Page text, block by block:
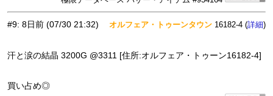
#9: 8日前 (07/30 21:32) オルフェア・トゥーンタウン 16182-4 (詳細)
汗と涙の結晶 3200G @3311 [住所:オルフェア・トゥーン16182-4]
買い占め◎